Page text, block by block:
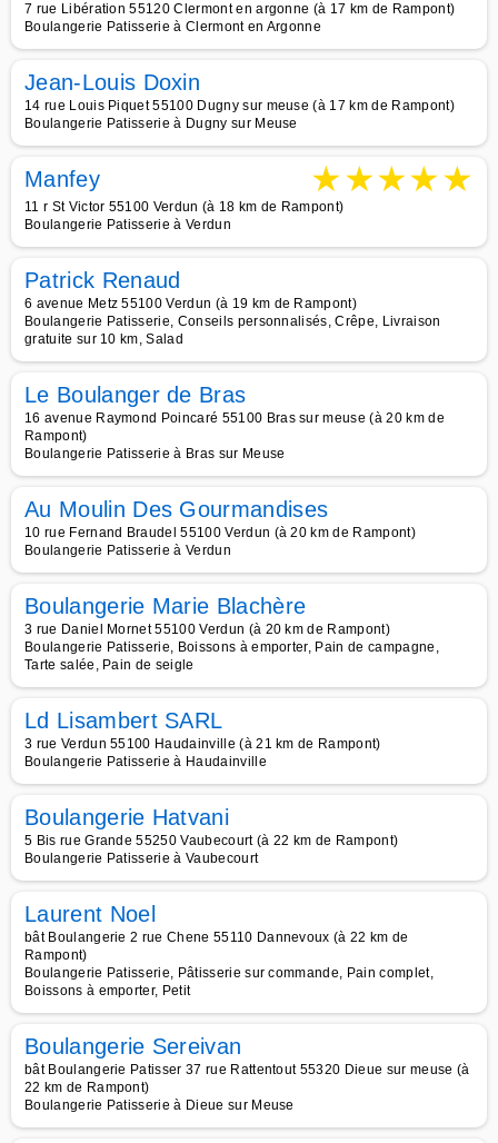
7 rue Libération 55120 Clermont en argonne (à 17 km de Rampont)
Boulangerie Patisserie à Clermont en Argonne
Jean-Louis Doxin
14 rue Louis Piquet 55100 Dugny sur meuse (à 17 km de Rampont)
Boulangerie Patisserie à Dugny sur Meuse
Manfey ★★★★★
11 r St Victor 55100 Verdun (à 18 km de Rampont)
Boulangerie Patisserie à Verdun
Patrick Renaud
6 avenue Metz 55100 Verdun (à 19 km de Rampont)
Boulangerie Patisserie, Conseils personnalisés, Crêpe, Livraison
gratuite sur 10 km, Salad
Le Boulanger de Bras
16 avenue Raymond Poincaré 55100 Bras sur meuse (à 20 km de
Rampont)
Boulangerie Patisserie à Bras sur Meuse
Au Moulin Des Gourmandises
10 rue Fernand Braudel 55100 Verdun (à 20 km de Rampont)
Boulangerie Patisserie à Verdun
Boulangerie Marie Blachère
3 rue Daniel Mornet 55100 Verdun (à 20 km de Rampont)
Boulangerie Patisserie, Boissons à emporter, Pain de campagne,
Tarte salée, Pain de seigle
Ld Lisambert SARL
3 rue Verdun 55100 Haudainville (à 21 km de Rampont)
Boulangerie Patisserie à Haudainville
Boulangerie Hatvani
5 Bis rue Grande 55250 Vaubecourt (à 22 km de Rampont)
Boulangerie Patisserie à Vaubecourt
Laurent Noel
bât Boulangerie 2 rue Chene 55110 Dannevoux (à 22 km de
Rampont)
Boulangerie Patisserie, Pâtisserie sur commande, Pain complet,
Boissons à emporter, Petit
Boulangerie Sereivan
bât Boulangerie Patisser 37 rue Rattentout 55320 Dieue sur meuse (à
22 km de Rampont)
Boulangerie Patisserie à Dieue sur Meuse